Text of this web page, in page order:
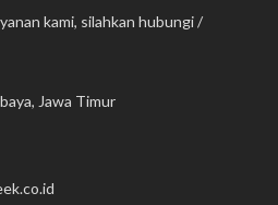
kami, silahkan hubungi /
Jawa Timur